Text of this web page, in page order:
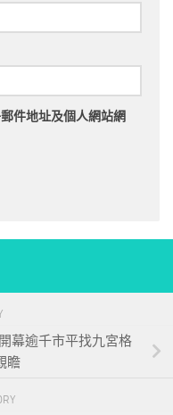
件地址及個人網站網
幕逾千市平找九宮格
瞻